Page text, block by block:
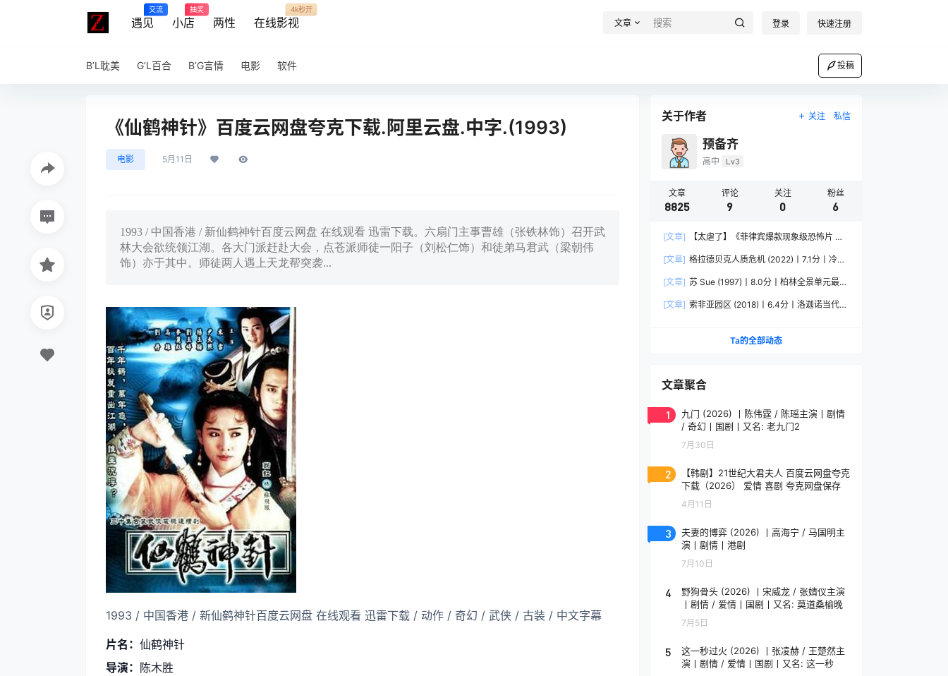
遇见
交流
小店
抽奖
两性 在线影视
4k秒开
文章 登录 快速注册
B’L耽美 G’L百合 B’G言情 电影 软件 投稿
《仙鹤神针》百度云网盘夸克下载.阿里云盘.中字.(1993)
电影 5月11日
1993 / 中国香港 / 新仙鹤神针百度云网盘 在线观看 迅雷下载。六扇门主事曹雄（张铁林饰）召开武
林大会欲统领江湖。各大门派赶赴大会，点苍派师徒一阳子（刘松仁饰）和徒弟马君武（梁朝伟
饰）亦于其中。师徒两人遇上天龙帮突袭...
1993 / 中国香港 / 新仙鹤神针百度云网盘 在线观看 迅雷下载 / 动作 / 奇幻 / 武侠 / 古装 / 中文字幕
片名： 仙鹤神针
导演： 陈木胜
关于作者 关注 私信
预备齐
高中 Lv3
文章
8825
评论
9
关注
0
粉丝
6
[文章]
【太虐了】《菲律宾爆款现象级恐怖片 菲
[文章] 格拉德贝克人质危机 (2022)丨7.1分丨冷门
[文章] 苏 Sue (1997)丨8.0分丨柏林全景单元最佳
[文章] 索非亚园区 (2018)丨6.4分丨洛迦诺当代电
Ta的全部动态
文章聚合
1
九门 (2026) 丨陈伟霆 / 陈瑶主演丨剧情
/ 奇幻丨国剧丨又名: 老九门2
7月30日
2
【韩剧】21世纪大君夫人 百度云网盘夸克
下载（2026） 爱情 喜剧 夸克网盘保存
4月11日
3
夫妻的博弈 (2026) 丨高海宁 / 马国明主
演丨剧情丨港剧
7月10日
4
野狗骨头 (2026) 丨宋威龙 / 张婧仪主演
丨剧情 / 爱情丨国剧丨又名: 莫道桑榆晚
7月5日
5
这一秒过火 (2026) 丨张凌赫 / 王楚然主
演丨剧情 / 爱情丨国剧丨又名: 这一秒